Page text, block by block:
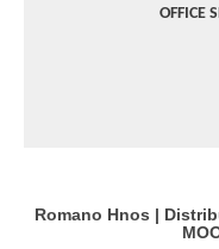
OFFICE
Romano Hnos |